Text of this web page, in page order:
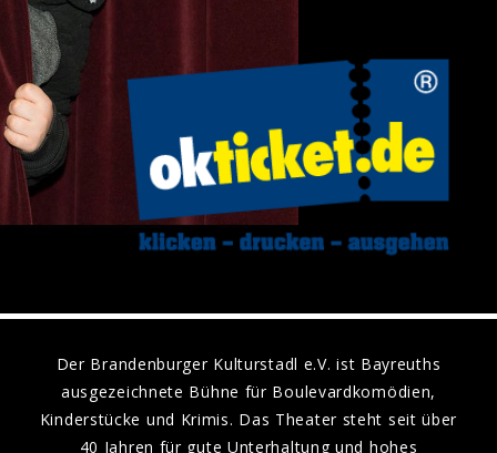
Der Brandenburger Kulturstadl e.V. ist Bayreuths
ausgezeichnete Bühne für Boulevardkomödien,
Kinderstücke und Krimis. Das Theater steht seit über
40 Jahren für gute Unterhaltung und hohes